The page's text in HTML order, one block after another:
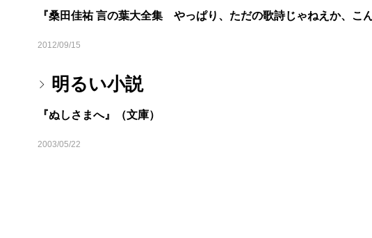
『桑田佳祐 言の葉大全集 やっぱり、ただの歌詩じゃねえか、こ
2012/09/15
明るい小説
『ぬしさまへ』（文庫）
2003/05/22